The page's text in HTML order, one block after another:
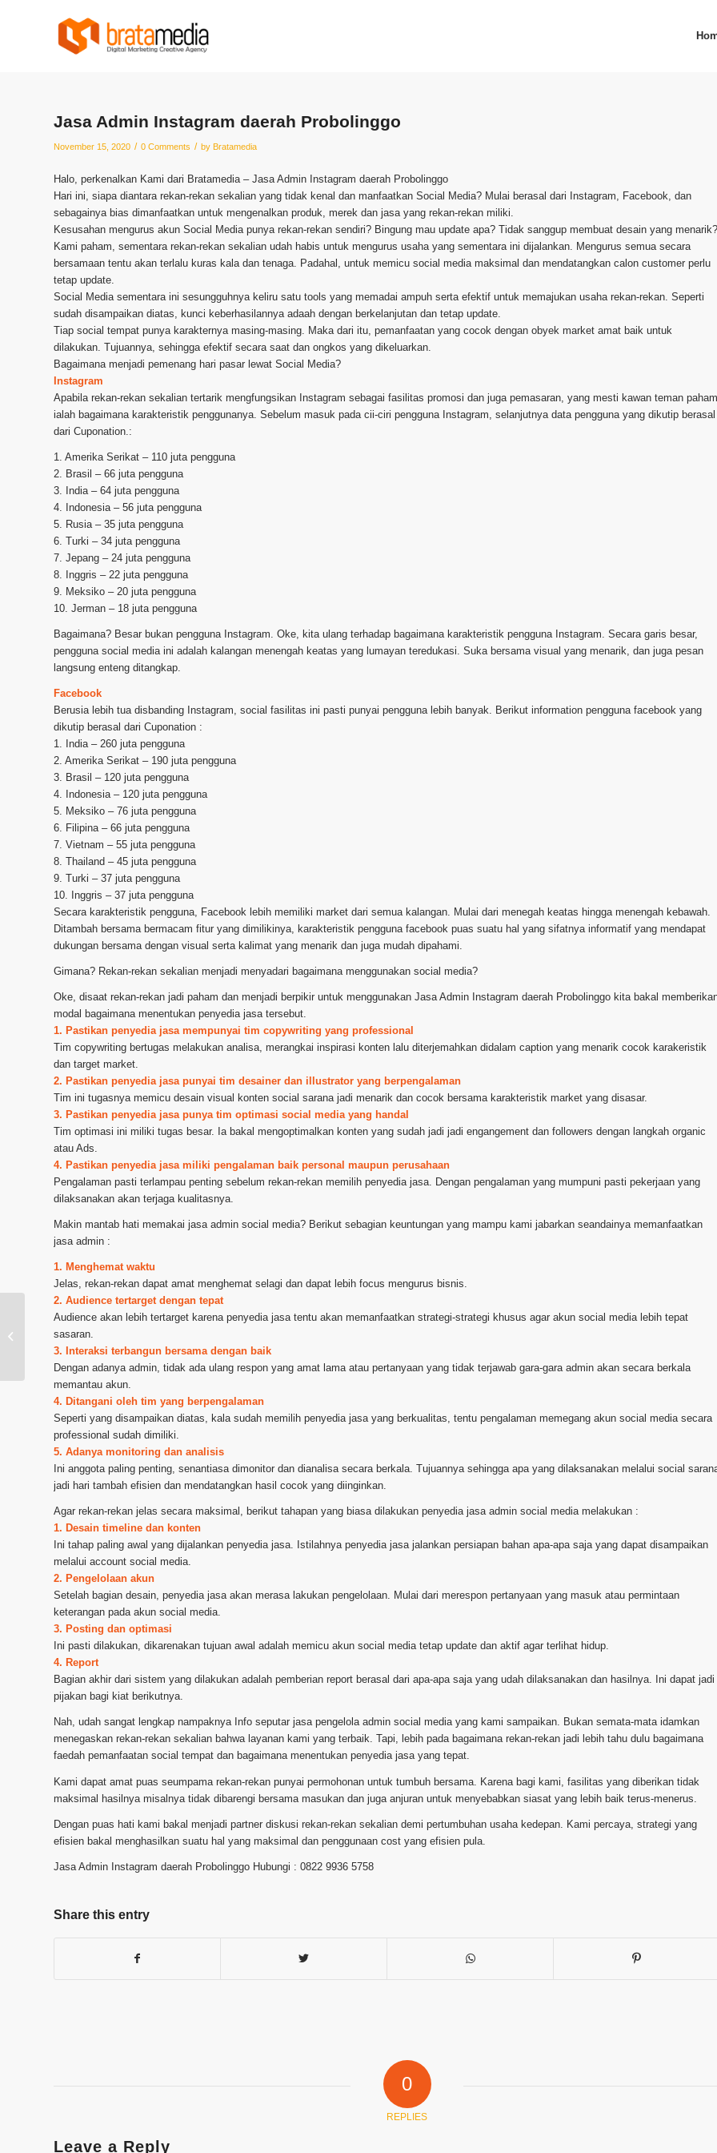
Jasa Admin Instagram daerah Probolinggo
November 15, 2020 / 0 Comments / by Bratamedia
Halo, perkenalkan Kami dari Bratamedia – Jasa Admin Instagram daerah Probolinggo
Hari ini, siapa diantara rekan-rekan sekalian yang tidak kenal dan manfaatkan Social Media? Mulai berasal dari Instagram, Facebook, dan
sebagainya bias dimanfaatkan untuk mengenalkan produk, merek dan jasa yang rekan-rekan miliki.
Kesusahan mengurus akun Social Media punya rekan-rekan sendiri? Bingung mau update apa? Tidak sanggup membuat desain yang menarik?
Kami paham, sementara rekan-rekan sekalian udah habis untuk mengurus usaha yang sementara ini dijalankan. Mengurus semua secara
bersamaan tentu akan terlalu kuras kala dan tenaga. Padahal, untuk memicu social media maksimal dan mendatangkan calon customer perlu
tetap update.
Social Media sementara ini sesungguhnya keliru satu tools yang memadai ampuh serta efektif untuk memajukan usaha rekan-rekan. Seperti
sudah disampaikan diatas, kunci keberhasilannya adaah dengan berkelanjutan dan tetap update.
Tiap social tempat punya karakternya masing-masing. Maka dari itu, pemanfaatan yang cocok dengan obyek market amat baik untuk
dilakukan. Tujuannya, sehingga efektif secara saat dan ongkos yang dikeluarkan.
Bagaimana menjadi pemenang hari pasar lewat Social Media?
Instagram
Apabila rekan-rekan sekalian tertarik mengfungsikan Instagram sebagai fasilitas promosi dan juga pemasaran, yang mesti kawan teman
ialah bagaimana karakteristik penggunanya. Sebelum masuk pada cii-ciri pengguna Instagram, selanjutnya data pengguna yang dikutip berasal
dari Cuponation.:
1. Amerika Serikat – 110 juta pengguna
2. Brasil – 66 juta pengguna
3. India – 64 juta pengguna
4. Indonesia – 56 juta pengguna
5. Rusia – 35 juta pengguna
6. Turki – 34 juta pengguna
7. Jepang – 24 juta pengguna
8. Inggris – 22 juta pengguna
9. Meksiko – 20 juta pengguna
10. Jerman – 18 juta pengguna
Bagaimana? Besar bukan pengguna Instagram. Oke, kita ulang terhadap bagaimana karakteristik pengguna Instagram. Secara garis besar,
pengguna social media ini adalah kalangan menengah keatas yang lumayan teredukasi. Suka bersama visual yang menarik, dan juga pesan
langsung enteng ditangkap.
Facebook
Berusia lebih tua disbanding Instagram, social fasilitas ini pasti punyai pengguna lebih banyak. Berikut information pengguna facebook yang
dikutip berasal dari Cuponation :
1. India – 260 juta pengguna
2. Amerika Serikat – 190 juta pengguna
3. Brasil – 120 juta pengguna
4. Indonesia – 120 juta pengguna
5. Meksiko – 76 juta pengguna
6. Filipina – 66 juta pengguna
7. Vietnam – 55 juta pengguna
8. Thailand – 45 juta pengguna
9. Turki – 37 juta pengguna
10. Inggris – 37 juta pengguna
Secara karakteristik pengguna, Facebook lebih memiliki market dari semua kalangan. Mulai dari menegah keatas hingga menengah kebawah.
Ditambah bersama bermacam fitur yang dimilikinya, karakteristik pengguna facebook puas suatu hal yang sifatnya informatif yang mendapat
dukungan bersama dengan visual serta kalimat yang menarik dan juga mudah dipahami.
Gimana? Rekan-rekan sekalian menjadi menyadari bagaimana menggunakan social media?
Oke, disaat rekan-rekan jadi paham dan menjadi berpikir untuk menggunakan Jasa Admin Instagram daerah Probolinggo kita bakal
modal bagaimana menentukan penyedia jasa tersebut.
1. Pastikan penyedia jasa mempunyai tim copywriting yang professional
Tim copywriting bertugas melakukan analisa, merangkai inspirasi konten lalu diterjemahkan didalam caption yang menarik cocok karakeristik
dan target market.
2. Pastikan penyedia jasa punyai tim desainer dan illustrator yang berpengalaman
Tim ini tugasnya memicu desain visual konten social sarana jadi menarik dan cocok bersama karakteristik market yang disasar.
3. Pastikan penyedia jasa punya tim optimasi social media yang handal
Tim optimasi ini miliki tugas besar. Ia bakal mengoptimalkan konten yang sudah jadi jadi engangement dan followers dengan langkah organic
atau Ads.
4. Pastikan penyedia jasa miliki pengalaman baik personal maupun perusahaan
Pengalaman pasti terlampau penting sebelum rekan-rekan memilih penyedia jasa. Dengan pengalaman yang mumpuni pasti pekerjaan yang
dilaksanakan akan terjaga kualitasnya.
Makin mantab hati memakai jasa admin social media? Berikut sebagian keuntungan yang mampu kami jabarkan seandainya memanfaatkan
jasa admin :
1. Menghemat waktu
Jelas, rekan-rekan dapat amat menghemat selagi dan dapat lebih focus mengurus bisnis.
2. Audience tertarget dengan tepat
Audience akan lebih tertarget karena penyedia jasa tentu akan memanfaatkan strategi-strategi khusus agar akun social media lebih tepat
sasaran.
3. Interaksi terbangun bersama dengan baik
Dengan adanya admin, tidak ada ulang respon yang amat lama atau pertanyaan yang tidak terjawab gara-gara admin akan secara berkala
memantau akun.
4. Ditangani oleh tim yang berpengalaman
Seperti yang disampaikan diatas, kala sudah memilih penyedia jasa yang berkualitas, tentu pengalaman memegang akun social media secara
professional sudah dimiliki.
5. Adanya monitoring dan analisis
Ini anggota paling penting, senantiasa dimonitor dan dianalisa secara berkala. Tujuannya sehingga apa yang dilaksanakan melalui social
jadi hari tambah efisien dan mendatangkan hasil cocok yang diinginkan.
Agar rekan-rekan jelas secara maksimal, berikut tahapan yang biasa dilakukan penyedia jasa admin social media melakukan :
1. Desain timeline dan konten
Ini tahap paling awal yang dijalankan penyedia jasa. Istilahnya penyedia jasa jalankan persiapan bahan apa-apa saja yang dapat disampaikan
melalui account social media.
2. Pengelolaan akun
Setelah bagian desain, penyedia jasa akan merasa lakukan pengelolaan. Mulai dari merespon pertanyaan yang masuk atau permintaan
keterangan pada akun social media.
3. Posting dan optimasi
Ini pasti dilakukan, dikarenakan tujuan awal adalah memicu akun social media tetap update dan aktif agar terlihat hidup.
4. Report
Bagian akhir dari sistem yang dilakukan adalah pemberian report berasal dari apa-apa saja yang udah dilaksanakan dan hasilnya. Ini dapat jadi
pijakan bagi kiat berikutnya.
Nah, udah sangat lengkap nampaknya Info seputar jasa pengelola admin social media yang kami sampaikan. Bukan semata-mata idamkan
menegaskan rekan-rekan sekalian bahwa layanan kami yang terbaik. Tapi, lebih pada bagaimana rekan-rekan jadi lebih tahu dulu bagaimana
faedah pemanfaatan social tempat dan bagaimana menentukan penyedia jasa yang tepat.
Kami dapat amat puas seumpama rekan-rekan punyai permohonan untuk tumbuh bersama. Karena bagi kami, fasilitas yang diberikan tidak
maksimal hasilnya misalnya tidak dibarengi bersama masukan dan juga anjuran untuk menyebabkan siasat yang lebih baik terus-menerus.
Dengan puas hati kami bakal menjadi partner diskusi rekan-rekan sekalian demi pertumbuhan usaha kedepan. Kami percaya, strategi yang
efisien bakal menghasilkan suatu hal yang maksimal dan penggunaan cost yang efisien pula.
Jasa Admin Instagram daerah Probolinggo Hubungi : 0822 9936 5758
Share this entry
0
REPLIES
Leave a Reply
Banjarbaru